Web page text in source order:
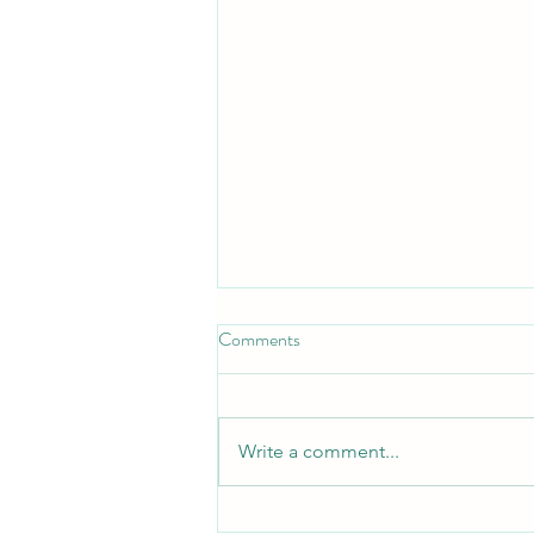
Matias Orheim - ressurser
Comments
Write a comment...